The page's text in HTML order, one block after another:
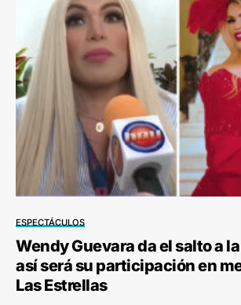
ESPECTÁCULOS
Wendy Guevara da el salto a
así será su participación en
Las Estrellas